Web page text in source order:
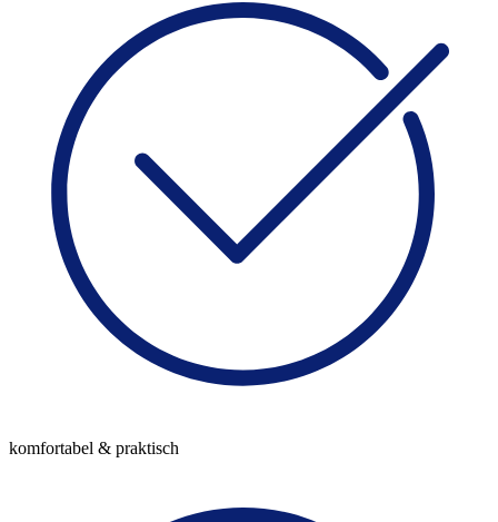
komfortabel & praktisch